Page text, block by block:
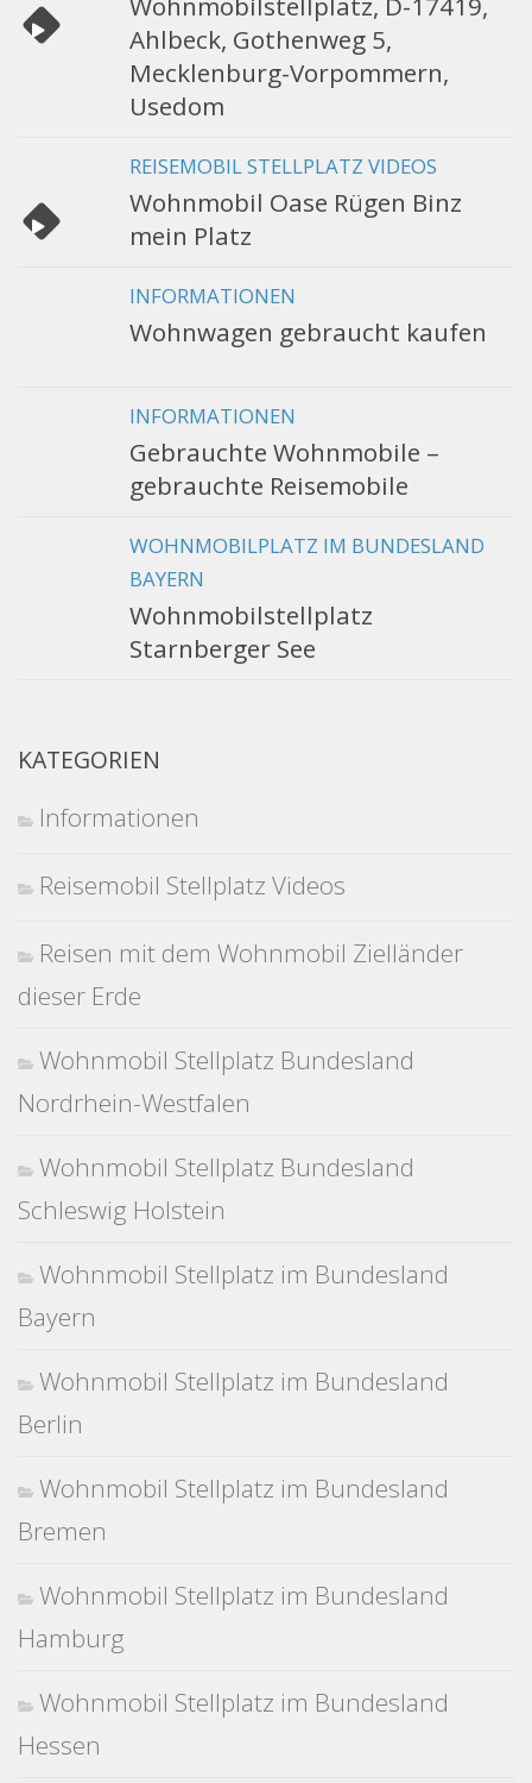
Ahlbeck, Gothenweg 5,
Mecklenburg-Vorpommern,
Usedom
REISEMOBIL STELLPLATZ VIDEOS
Wohnmobil Oase Rügen Binz
mein Platz
INFORMATIONEN
Wohnwagen gebraucht kaufen
INFORMATIONEN
Gebrauchte Wohnmobile –
gebrauchte Reisemobile
WOHNMOBILPLATZ IM BUNDESLAND
BAYERN
Wohnmobilstellplatz
Starnberger See
KATEGORIEN
Informationen
Reisemobil Stellplatz Videos
Reisen mit dem Wohnmobil Zielländer
dieser Erde
Wohnmobil Stellplatz Bundesland
Nordrhein-Westfalen
Wohnmobil Stellplatz Bundesland
Schleswig Holstein
Wohnmobil Stellplatz im Bundesland
Bayern
Wohnmobil Stellplatz im Bundesland
Berlin
Wohnmobil Stellplatz im Bundesland
Bremen
Wohnmobil Stellplatz im Bundesland
Hamburg
Wohnmobil Stellplatz im Bundesland
Hessen